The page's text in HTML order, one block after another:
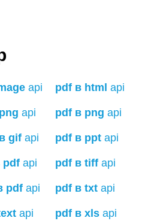
api
api
gifapi
pdfapi
pdfapi
api
pdf в html api
pdf в png api
pdf в ppt api
pdf в tiff api
pdf в txt api
pdf в xls api